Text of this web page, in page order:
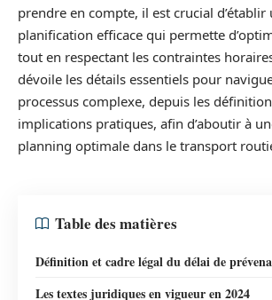
prendre en compte, il est crucial d’établir
planification efficace qui permette
tout en respectant les contraintes
dévoile les détails essentiels pour
processus complexe, depuis les
implications pratiques, afin d’aboutir à
planning optimale dans le transport
Table des matières
Définition et cadre légal du délai de
Les textes juridiques en vigueur en 2024